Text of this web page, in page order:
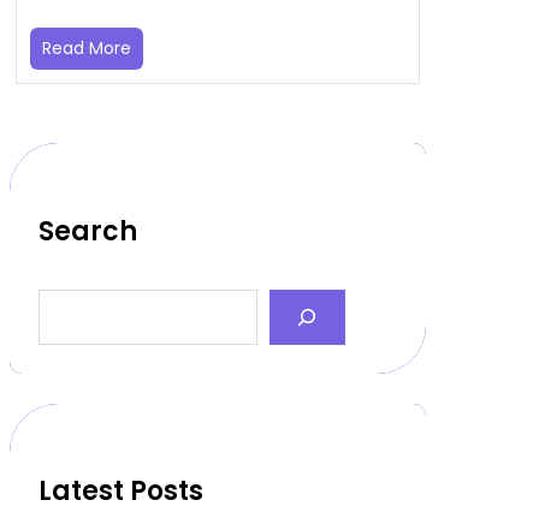
Read More
Search
a
c
Latest Posts